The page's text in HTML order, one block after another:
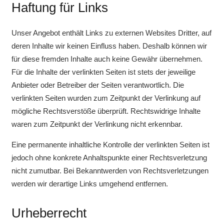
Haftung für Links
Unser Angebot enthält Links zu externen Websites Dritter, auf
deren Inhalte wir keinen Einfluss haben. Deshalb können wir
für diese fremden Inhalte auch keine Gewähr übernehmen.
Für die Inhalte der verlinkten Seiten ist stets der jeweilige
Anbieter oder Betreiber der Seiten verantwortlich. Die
verlinkten Seiten wurden zum Zeitpunkt der Verlinkung auf
mögliche Rechtsverstöße überprüft. Rechtswidrige Inhalte
waren zum Zeitpunkt der Verlinkung nicht erkennbar.
Eine permanente inhaltliche Kontrolle der verlinkten Seiten ist
jedoch ohne konkrete Anhaltspunkte einer Rechtsverletzung
nicht zumutbar. Bei Bekanntwerden von Rechtsverletzungen
werden wir derartige Links umgehend entfernen.
Urheberrecht